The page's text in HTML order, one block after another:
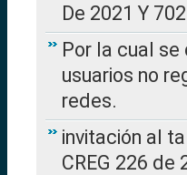
De 2021 Y
Por la cual
usuarios no
redes.
invitación al
CREG 226